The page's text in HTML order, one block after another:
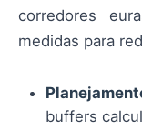
corredores
medidas para
buffers